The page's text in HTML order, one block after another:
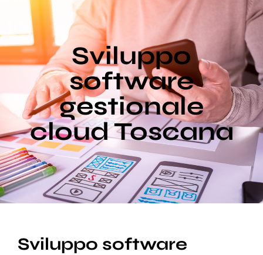
Soluzioni
Chi Siamo
Portfolio
Blog
Supporto
Sviluppo
software
gestionale
cloud Toscana
Sviluppo software